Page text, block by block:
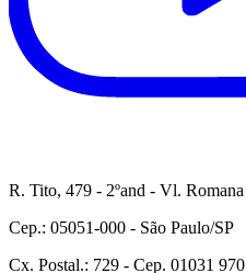
R. Tito, 479 - 2ºand - Vl. Romana
Cep.: 05051-000 - São Paulo/SP
Cx. Postal.: 729 - Cep. 01031 970